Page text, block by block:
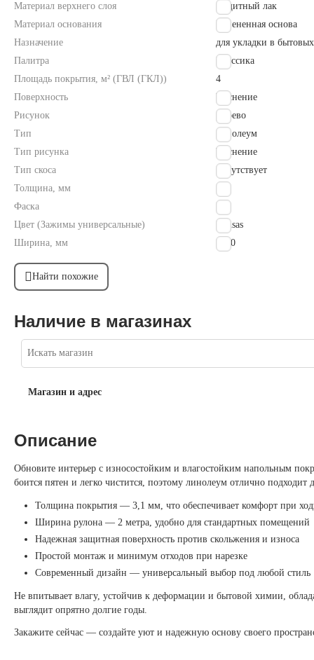
Материал верхнего слоя
Защитный лак
Материал основания
Вспененная основа
Назначение
для укладки в
Палитра
Классика
Площадь покрытия, м² (ГВЛ (ГКЛ))
4
Поверхность
Тиснение
Рисунок
Дерево
Тип
линолеум
Тип рисунка
Тиснение
Тип скоса
Отсутствует
Толщина, мм
Фаска
Цвет (Зажимы универсальные)
Kansas
Ширина, мм
2000
Найти похожие
Наличие в магазинах
Магазин и адрес
Описание
Обновите интерьер с износостойким и влагостойким напольным
боится пятен и легко чистится, поэтому линолеум отлично
Толщина покрытия — 3,1 мм, что обеспечивает комфорт при
Ширина рулона — 2 метра, удобно для стандартных помещений
Надежная защитная поверхность против скольжения и износа
Простой монтаж и минимум отходов при нарезке
Современный дизайн — универсальный выбор под любой стиль
Не впитывает влагу, устойчив к деформации и бытовой химии,
выглядит опрятно долгие годы.
Закажите сейчас — создайте уют и надежную основу своего